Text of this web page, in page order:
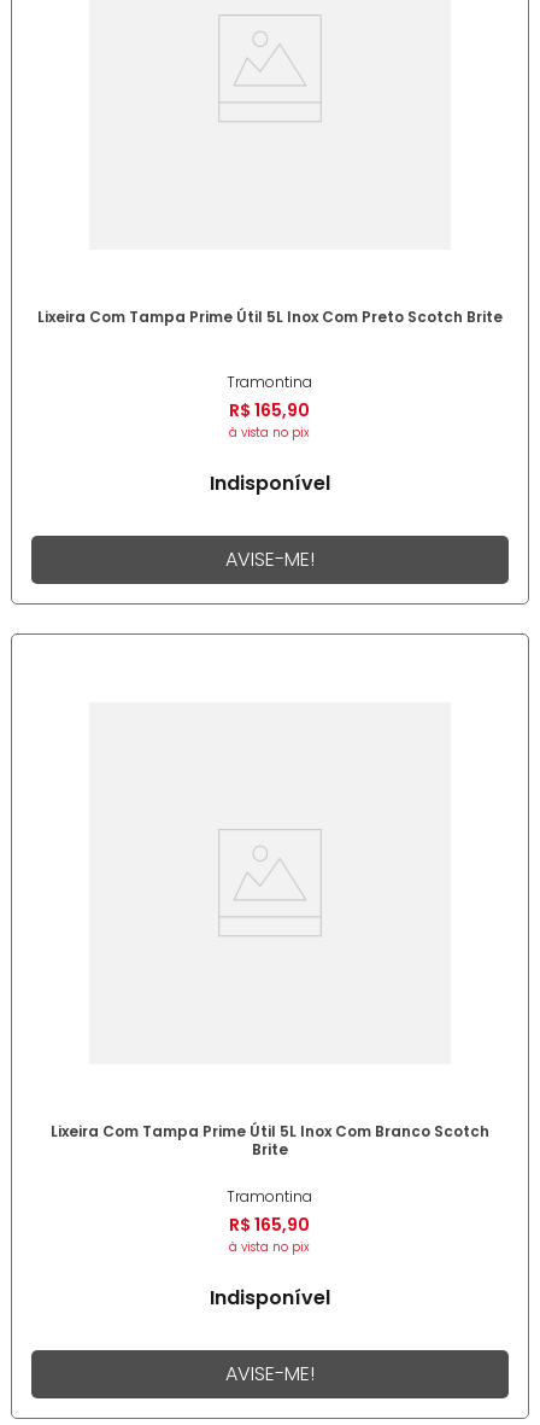
Lixeira Com Tampa Prime Útil 5L Inox Com Preto Scotch Brite
Tramontina
R$ 165,90
à vista no pix
Indisponível
AVISE-ME!
Lixeira Com Tampa Prime Útil 5L Inox Com Branco Scotch
Brite
Tramontina
R$ 165,90
à vista no pix
Indisponível
AVISE-ME!